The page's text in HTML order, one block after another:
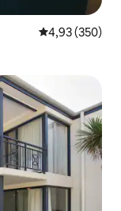
4,93 (350)